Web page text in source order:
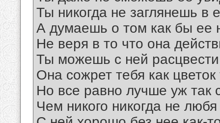
Ты никогда не заглянешь в
А думаешь о том как бы ее
Не веря в то что она
Ты можешь с ней расцвести
Она сожрет тебя как цветок
Но все равно лучше уж так
Чем никого никогда не любя